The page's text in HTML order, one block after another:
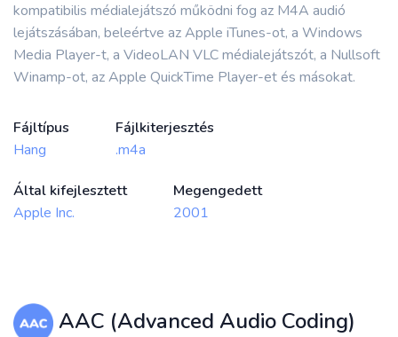
kompatibilis médialejátszó működni fog az M4A audió
lejátszásában, beleértve az Apple iTunes-ot, a Windows
Media Player-t, a VideoLAN VLC médialejátszót, a Nullsoft
Winamp-ot, az Apple QuickTime Player-et és másokat.
Fájltípus
Hang
Fájlkiterjesztés
.m4a
Által kifejlesztett
Apple Inc.
Megengedett
2001
AAC (Advanced Audio Coding)